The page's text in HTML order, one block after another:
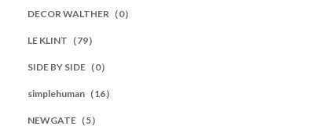
DECOR WALTHER（0）
LE KLINT（79）
SIDE BY SIDE（0）
simplehuman（16）
NEWGATE（5）